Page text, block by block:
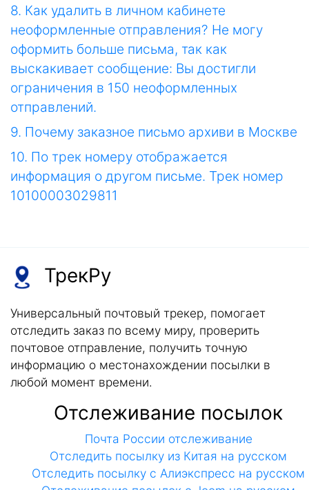
8. Как удалить в личном кабинете
неоформленные отправления? Не могу
оформить больше письма, так как
выскакивает сообщение: Вы достигли
ограничения в 150 неоформленных
отправлений.
9. Почему заказное письмо архиви в Москве
10. По трек номеру отображается
информация о другом письме. Трек номер
10100003029811
ТрекРу
Универсальный почтовый трекер, помогает
отследить заказ по всему миру, проверить
почтовое отправление, получить точную
информацию о местонахождении посылки в
любой момент времени.
Отслеживание посылок
Почта России отслеживание
Отследить посылку из Китая на русском
Отследить посылку с Алиэкспресс на русском